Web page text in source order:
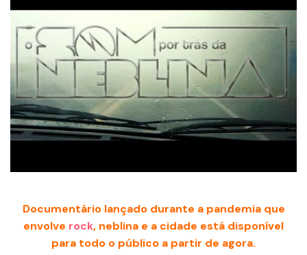
Documentário lançado durante a pandemia que
envolve rock, neblina e a cidade está disponível
para todo o público a partir de agora.